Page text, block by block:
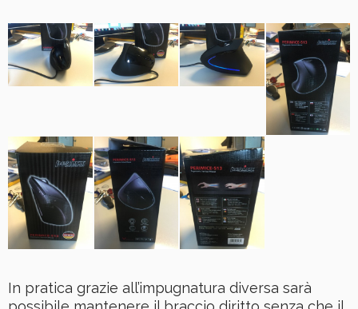
In pratica grazie all’impugnatura diversa sarà